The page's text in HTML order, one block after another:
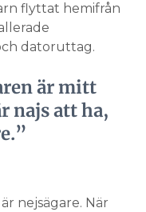
flyttat hemifrån
datoruttag.
är mitt
najs att ha,
nejsägare. När